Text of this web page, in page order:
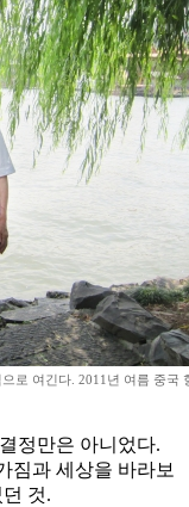
로 여긴다. 2011년 여름 중국
정만은 아니었다.
짐과 세상을 바라보
것.